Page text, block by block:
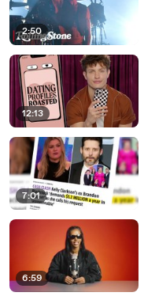
2:50
12:13
7:01
6:59